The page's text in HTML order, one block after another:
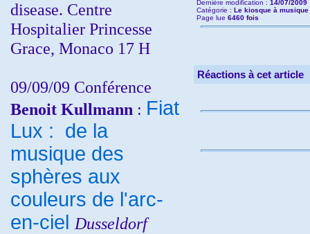
disease. Centre
Hospitalier Princesse
Grace, Monaco 17 H
09/09/09 Conférence
Benoit Kullmann : Fiat
Lux : de la
musique des
sphères aux
couleurs de l'arc-
en-ciel Dusseldorf
Dernière modification : 14/07/2009
Catégorie : Le kiosque à musique
Page lue 6460 fois
Réactions à cet article